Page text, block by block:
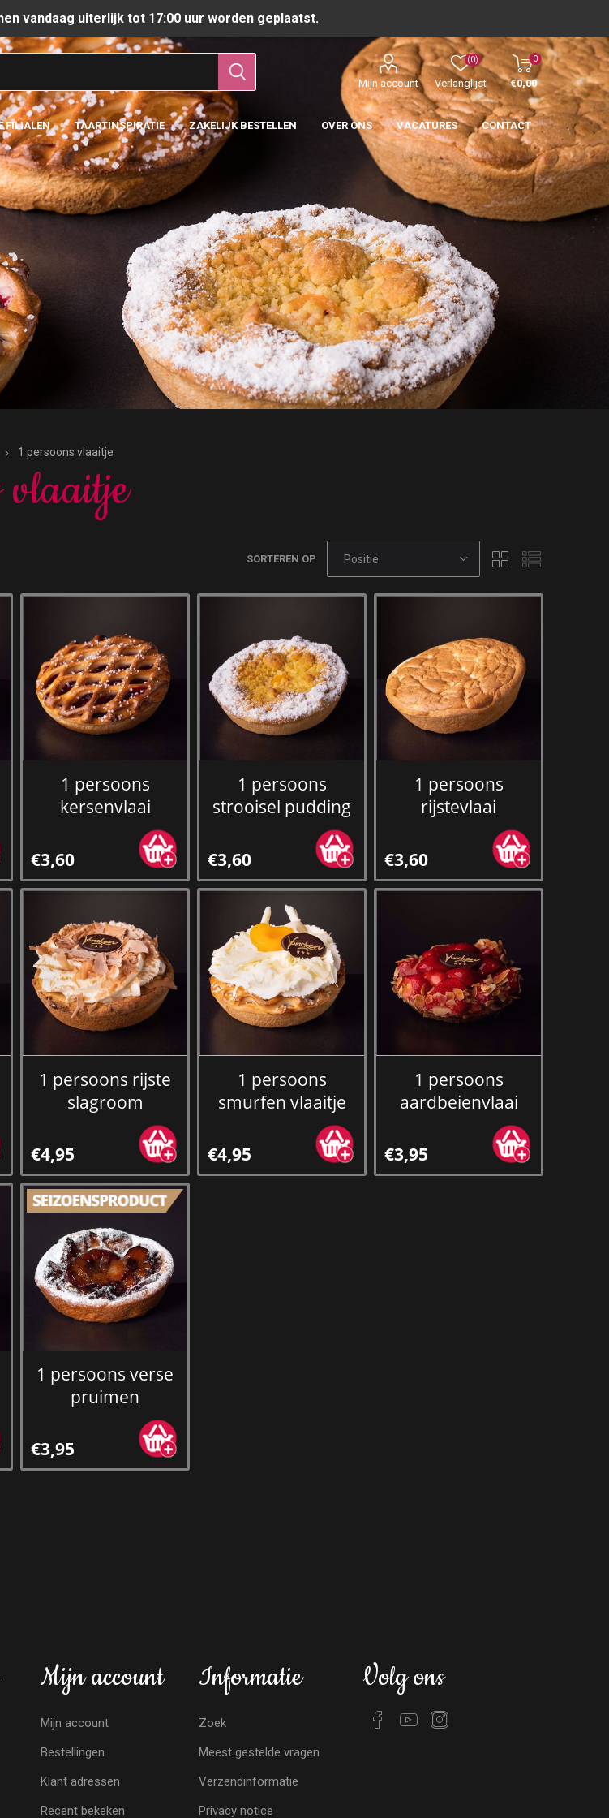
vandaag uiterlijk tot 17:00 uur worden geplaatst.
Mijn account Verlanglijst
(0) 0
€0,00
FILIALEN TAARTINSPIRATIE ZAKELIJK BESTELLEN OVER ONS VACATURES CONTACT
1 persoons vlaaitje
vlaaitje
SORTEREN OP
1 persoons
kersenvlaai
€3,60
1 persoons
strooisel pudding
€3,60
1 persoons
rijstevlaai
€3,60
1 persoons rijste
slagroom
€4,95
1 persoons
smurfen vlaaitje
€4,95
1 persoons
aardbeienvlaai
€3,95
1 persoons verse
pruimen
€3,95
Mijn account
Mijn account
Bestellingen
Klant adressen
Recent bekeken
Informatie
Zoek
Meest gestelde vragen
Verzendinformatie
Privacy notice
Volg ons